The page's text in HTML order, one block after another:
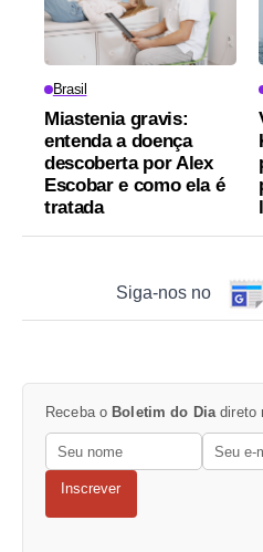
Brasil
Miastenia gravis:
entenda a doença
descoberta por Alex
Escobar e como ela é
tratada
Siga-nos no
Receba o Boletim do Dia direto
Inscrever